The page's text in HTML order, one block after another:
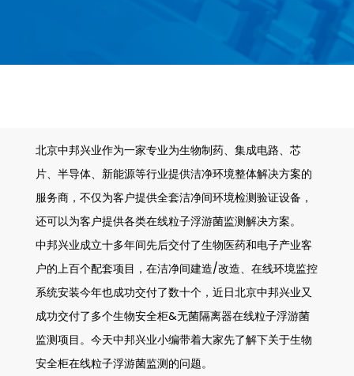
北京中邦兴业作为一家专业为生物制药、集成电路、芯
片、半导体、新能源等行业提供洁净环境整体解决方案的
服务商，不仅为客户提供全套洁净间环境检测验证设备，
还可以为客户提供各类在线粒子浮游菌监测解决方案。
中邦兴业成立十多年间先后交付了生物医药和电子产业客
户的上百个配套项目，在洁净间建造/改造、在线环境监控
系统安装今年也成功交付了数十个，近日北京中邦兴业又
成功交付了多个生物安全柜&无菌隔离器在线粒子浮游菌
监测项目。今天中邦兴业小编带着大家先了解下关于生物
安全柜在线粒子浮游菌监测的问题。